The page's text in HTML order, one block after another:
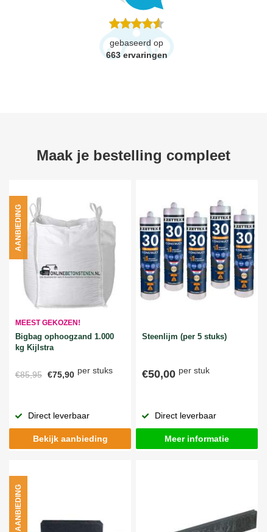
gebaseerd op
663 ervaringen
Maak je bestelling compleet
MEEST GEKOZEN!
Bigbag ophoogzand 1.000
kg Kijlstra
€85,95 €75,90 per stuks
AANBIEDING
Direct leverbaar
Bekijk aanbieding
Steenlijm (per 5 stuks)
€50,00 per stuk
Direct leverbaar
Meer informatie
AANBIEDING